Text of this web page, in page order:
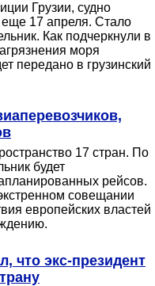
Грузии, судно
17 апреля. Стало
Как подчеркнули в
моря
передано в грузинский
17 стран. По
будет
рейсов.
совещании
европейских властей
что экс-президент